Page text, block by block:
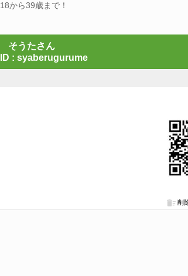
から39歳まで！
そうたさん
ID : syaberugurume
削